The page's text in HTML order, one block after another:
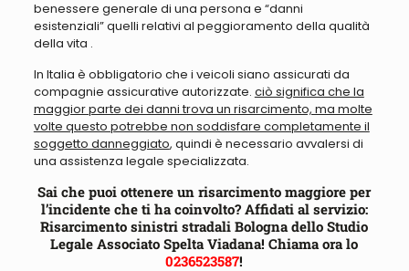
benessere generale di una persona e “danni
esistenziali” quelli relativi al peggioramento della qualità
della vita .
In Italia è obbligatorio che i veicoli siano assicurati da
compagnie assicurative autorizzate. ciò significa che la
maggior parte dei danni trova un risarcimento, ma molte
volte questo potrebbe non soddisfare completamente il
soggetto danneggiato, quindi è necessario avvalersi di
una assistenza legale specializzata.
Sai che puoi ottenere un risarcimento maggiore per
l’incidente che ti ha coinvolto? Affidati al servizio:
Risarcimento sinistri stradali Bologna dello Studio
Legale Associato Spelta Viadana! Chiama ora lo
0236523587!